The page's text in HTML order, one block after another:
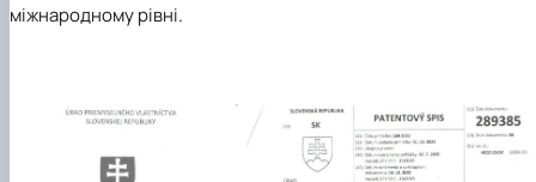
міжнародному рівні.